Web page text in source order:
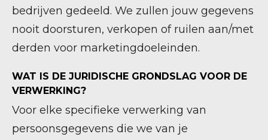
bedrijven gedeeld. We zullen jouw gegevens
nooit doorsturen, verkopen of ruilen aan/met
derden voor marketingdoeleinden.
WAT IS DE JURIDISCHE GRONDSLAG VOOR DE
VERWERKING?
Voor elke specifieke verwerking van
persoonsgegevens die we van je